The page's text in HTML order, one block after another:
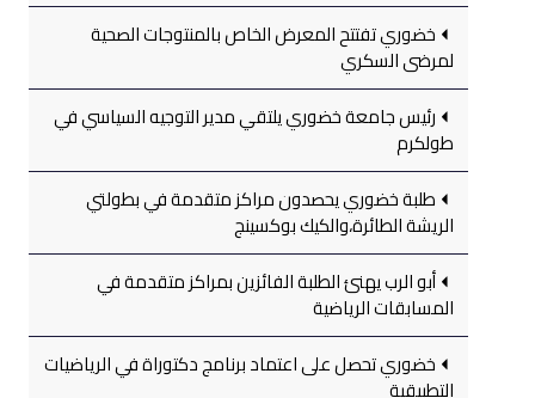
خضوري تفتتح المعرض الخاص بالمنتوجات الصحية
لمرضى السكري
رئيس جامعة خضوري يلتقي مدير التوجيه السياسي في
طولكرم
طلبة خضوري يحصدون مراكز متقدمة في بطولتي
الريشة الطائرة،والكيك بوكسينج
أبو الرب يهنئ الطلبة الفائزين بمراكز متقدمة في
المسابقات الرياضية
خضوري تحصل على اعتماد برنامج دكتوراة في الرياضيات
التطبيقية